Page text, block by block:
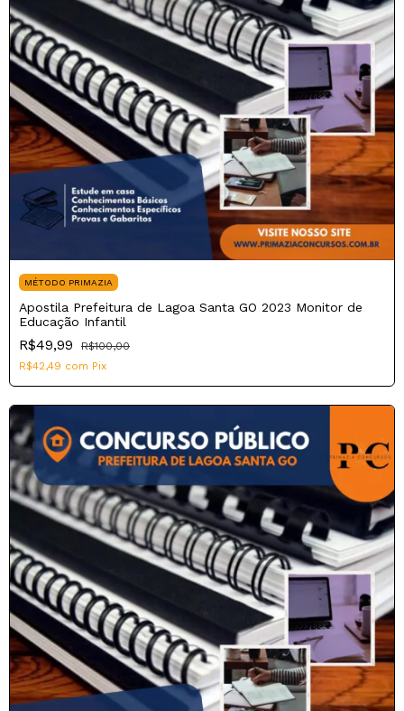
MÉTODO PRIMAZIA
Apostila Prefeitura de Lagoa Santa GO 2023 Monitor de
Educação Infantil
R$49,99
R$100,00
R$42,49 com Pix